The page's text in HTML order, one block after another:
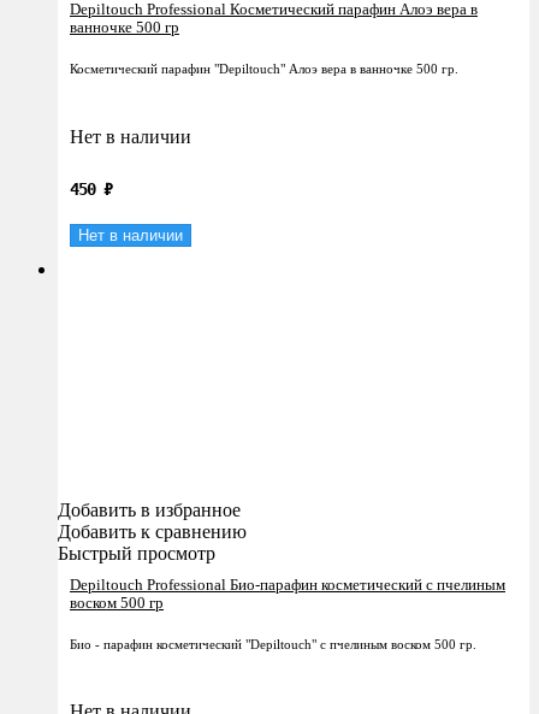
Depiltouch Professional Косметический парафин Алоэ вера в
ванночке 500 гр
Косметический парафин "Depiltouch" Алоэ вера в ванночке 500 гр.
Нет в наличии
450 ₽
Нет в наличии
Добавить в избранное
Добавить к сравнению
Быстрый просмотр
Depiltouch Professional Био-парафин косметический с пчелиным
воском 500 гр
Био - парафин косметический "Depiltouch" с пчелиным воском 500 гр.